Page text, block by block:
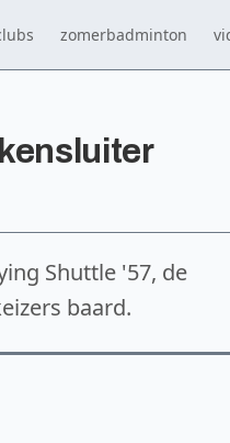
zomerbadminton
Shuttle '57, de
baard.